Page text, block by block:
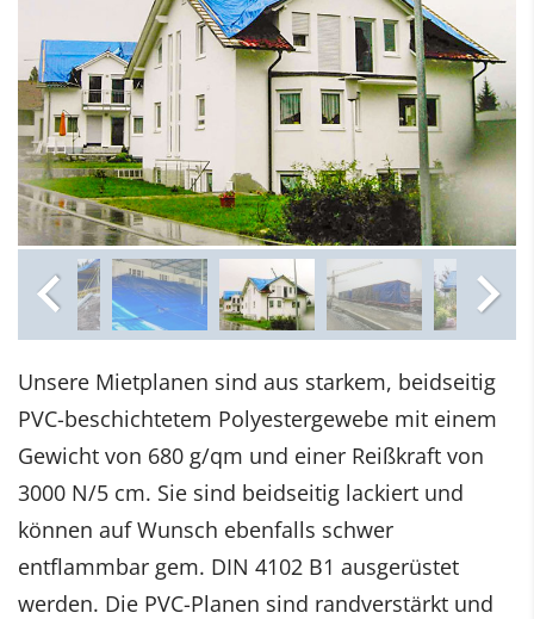
Unsere Mietplanen sind aus starkem, beidseitig
PVC-beschichtetem Polyestergewebe mit einem
Gewicht von 680 g/qm und einer Reißkraft von
3000 N/5 cm. Sie sind beidseitig lackiert und
können auf Wunsch ebenfalls schwer
entflammbar gem. DIN 4102 B1 ausgerüstet
werden. Die PVC-Planen sind randverstärkt und